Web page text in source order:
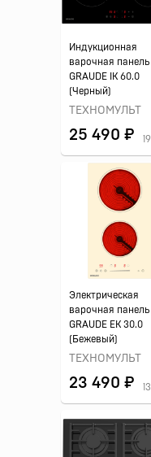
Индукционная
варочная панель
GRAUDE IK 60.0
(Черный)
ТЕХНОМУЛЬТ
25 490 ₽ 19
Электрическая
варочная панель
GRAUDE EK 30.0
(Бежевый)
ТЕХНОМУЛЬТ
23 490 ₽ 13